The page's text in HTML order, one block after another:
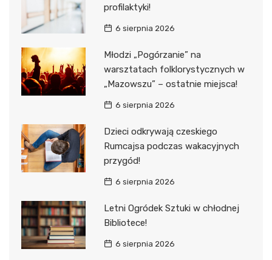
profilaktyki!
6 sierpnia 2026
Młodzi „Pogórzanie” na
warsztatach folklorystycznych w
„Mazowszu” – ostatnie miejsca!
6 sierpnia 2026
Dzieci odkrywają czeskiego
Rumcajsa podczas wakacyjnych
przygód!
6 sierpnia 2026
Letni Ogródek Sztuki w chłodnej
Bibliotece!
6 sierpnia 2026